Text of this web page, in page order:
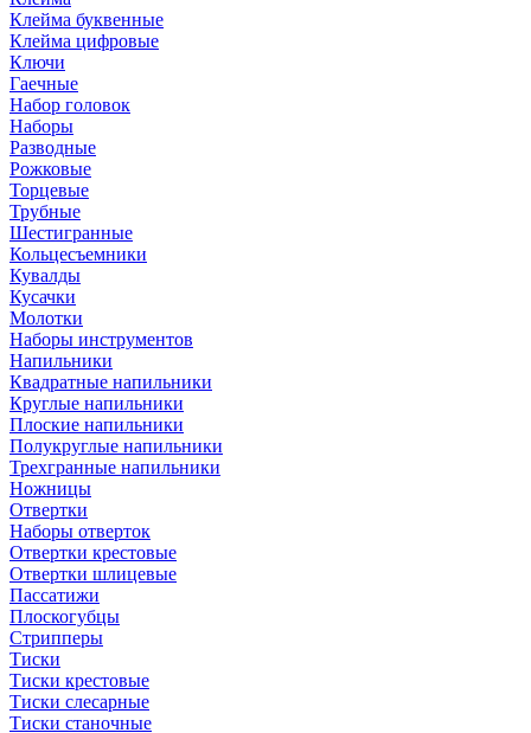
Клейма буквенные
Клейма цифровые
Ключи
Гаечные
Набор головок
Наборы
Разводные
Рожковые
Торцевые
Трубные
Шестигранные
Кольцесъемники
Кувалды
Кусачки
Молотки
Наборы инструментов
Напильники
Квадратные напильники
Круглые напильники
Плоские напильники
Полукруглые напильники
Трехгранные напильники
Ножницы
Отвертки
Наборы отверток
Отвертки крестовые
Отвертки шлицевые
Пассатижи
Плоскогубцы
Стрипперы
Тиски
Тиски крестовые
Тиски слесарные
Тиски станочные